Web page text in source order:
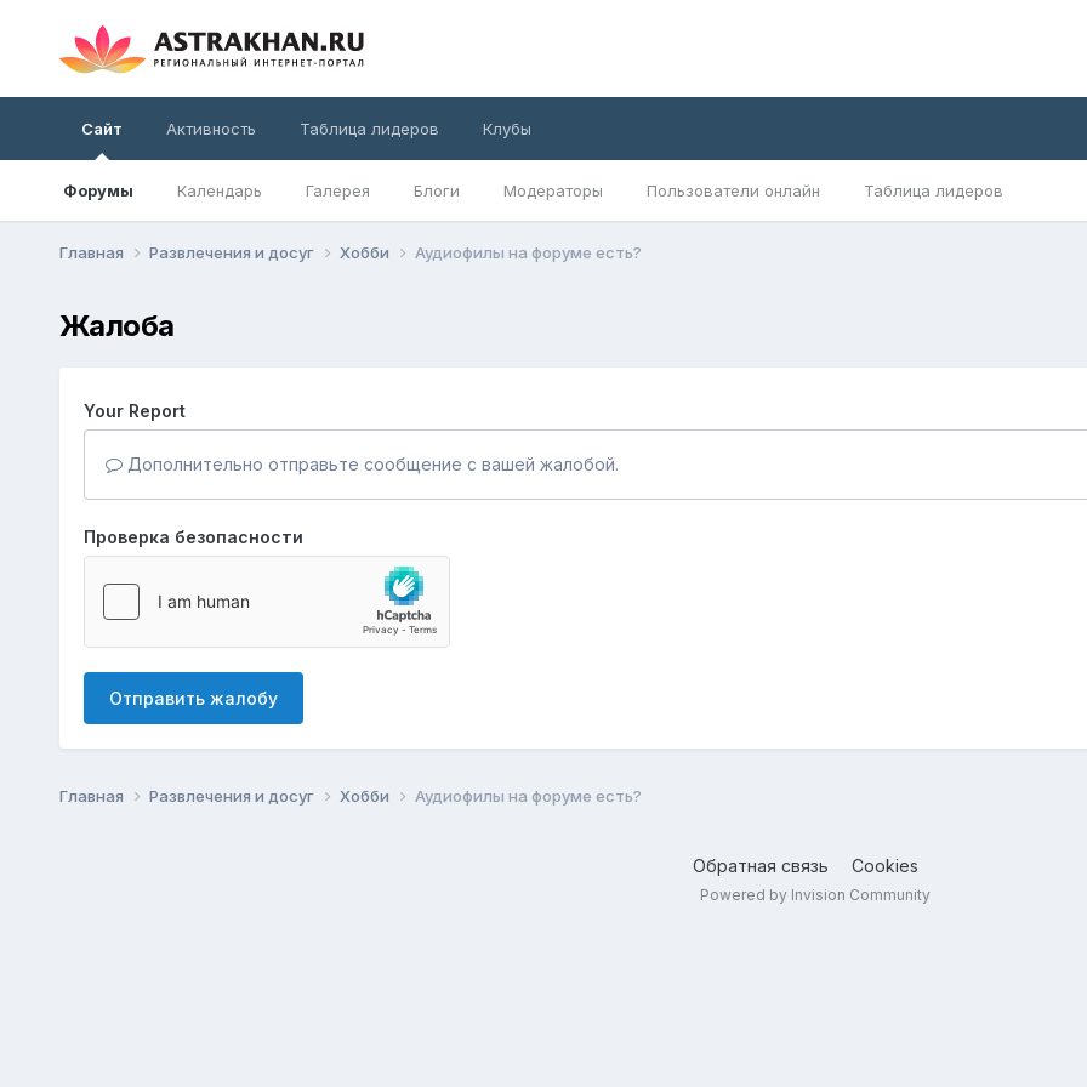
Сайт
Форумы Календарь Галерея Блоги Модераторы Пользователи онлайн Таблица лидеров
Активность Таблица лидеров Клубы
Главная Развлечения и досуг Хобби Аудиофилы на форуме есть?
Жалоба
Your Report
Дополнительно отправьте сообщение с вашей жалобой.
Проверка безопасности
Отправить жалобу
Главная Развлечения и досуг Хобби Аудиофилы на форуме есть?
Обратная связь Cookies
Powered by Invision Community